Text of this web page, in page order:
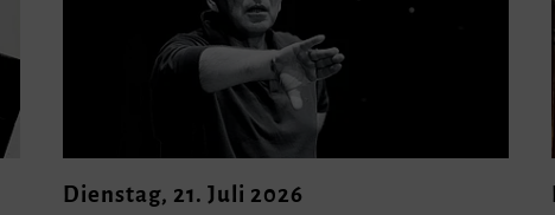
Dienstag, 21. Juli 2026